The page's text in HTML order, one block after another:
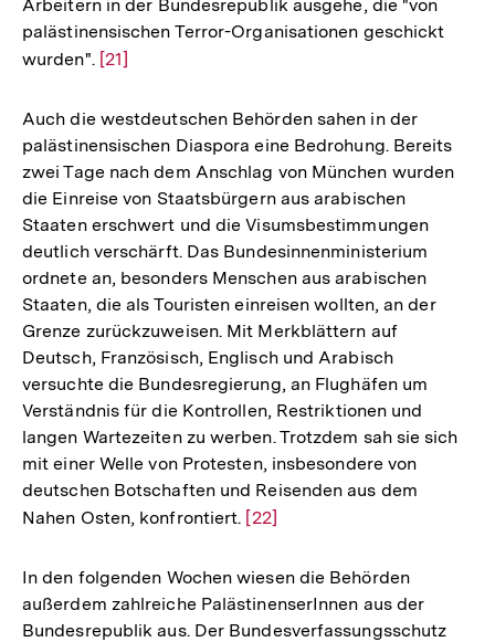
Fußnote
Arbeitern in der Bundesrepublik ausgehe, die "von
palästinensischen Terror-Organisationen geschickt
wurden". Zur
der
Fußnote
[21]
Auch die westdeutschen Behörden sahen in der
palästinensischen Diaspora eine Bedrohung. Bereits
zwei Tage nach dem Anschlag von München wurden
die Einreise von Staatsbürgern aus arabischen
Staaten erschwert und die Visumsbestimmungen
deutlich verschärft. Das Bundesinnenministerium
ordnete an, besonders Menschen aus arabischen
Staaten, die als Touristen einreisen wollten, an der
Grenze zurückzuweisen. Mit Merkblättern auf
Deutsch, Französisch, Englisch und Arabisch
versuchte die Bundesregierung, an Flughäfen um
Verständnis für die Kontrollen, Restriktionen und
langen Wartezeiten zu werben. Trotzdem sah sie sich
mit einer Welle von Protesten, insbesondere von
deutschen Botschaften und Reisenden aus dem
Nahen Osten, konfrontiert. Zur
der
Fußnote
[22]
In den folgenden Wochen wiesen die Behörden
außerdem zahlreiche PalästinenserInnen aus der
Bundesrepublik aus. Der Bundesverfassungsschutz